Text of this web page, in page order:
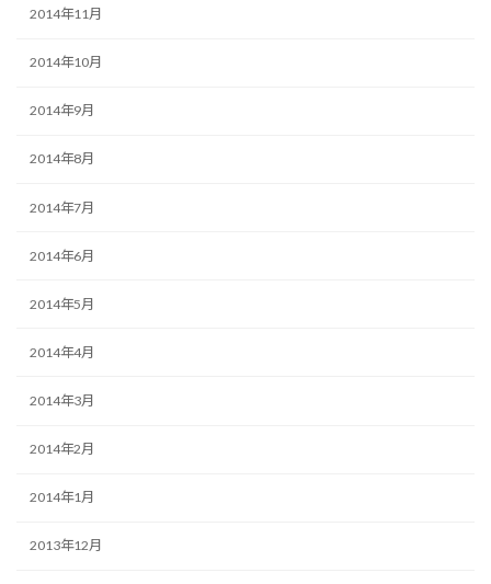
2014年11月
2014年10月
2014年9月
2014年8月
2014年7月
2014年6月
2014年5月
2014年4月
2014年3月
2014年2月
2014年1月
2013年12月